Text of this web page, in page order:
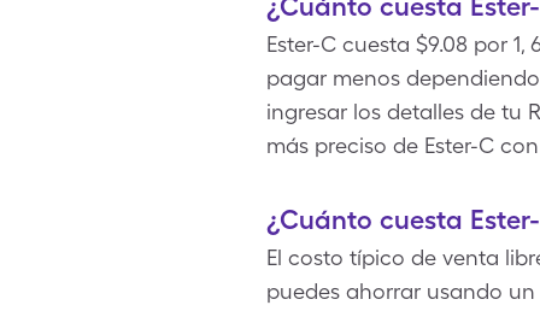
Ester-C cuesta $9.08 por
pagar menos
ingresar los detalles de tu
más preciso de Ester-C
¿Cuánto cuesta
El costo típico de venta
puedes ahorrar usando